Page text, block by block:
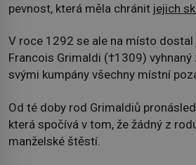
pevnost, která měla chránit jejich
V roce 1292 se ale na místo
Francois Grimaldi (†1309) vyhnaný
svými kumpány všechny místní
Od té doby rod Grimaldiů
která spočívá v tom, že žádný z
manželské štěstí.